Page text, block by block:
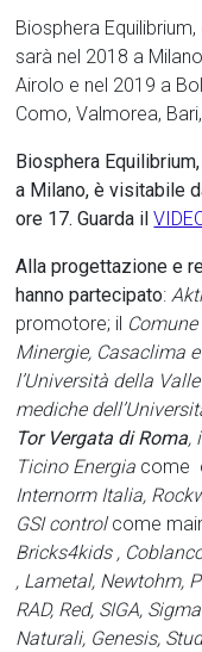
Biosphera
sarà nel 2018 a
Airolo e nel 2019 a
Como, Valmorea,
Biosphera
a Milano, è visitabile
ore 17. Guarda il
Alla progettazione e
hanno partecipato:
promotore; il
Minergie, Casaclima
l’Università della
mediche
Tor Vergata di Roma,
Ticino Energia come
Internorm Italia,
GSI controlcome
Bricks4kids ,
, Lametal, Newtohm,
RAD, Red, SIGA,
Naturali, Genesis,